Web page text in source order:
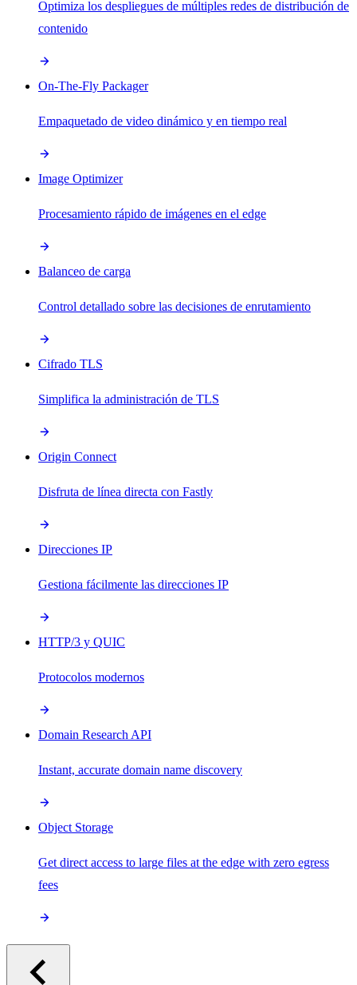
Optimiza los despliegues de múltiples redes de distribución de
contenido
On-The-Fly Packager
Empaquetado de video dinámico y en tiempo real
Image Optimizer
Procesamiento rápido de imágenes en el edge
Balanceo de carga
Control detallado sobre las decisiones de enrutamiento
Cifrado TLS
Simplifica la administración de TLS
Origin Connect
Disfruta de línea directa con Fastly
Direcciones IP
Gestiona fácilmente las direcciones IP
HTTP/3 y QUIC
Protocolos modernos
Domain Research API
Instant, accurate domain name discovery
Object Storage
Get direct access to large files at the edge with zero egress
fees